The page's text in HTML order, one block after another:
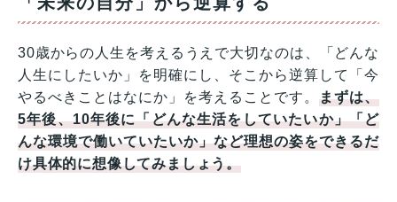
30歳からの人生を考えるうえで大切なのは、「どんな
人生にしたいか」を明確にし、そこから逆算して「今
やるべきことはなにか」を考えることです。まずは、
5年後、10年後に「どんな生活をしていたいか」「ど
んな環境で働いていたいか」など理想の姿をできるだ
け具体的に想像してみましょう。